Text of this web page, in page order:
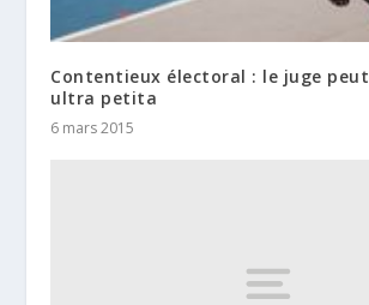
Contentieux électoral : le juge
ultra petita
6 mars 2015